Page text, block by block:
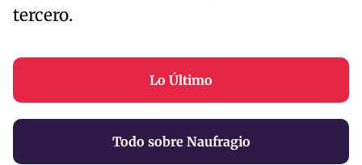
tercero.
Lo Último
Todo sobre Naufragio